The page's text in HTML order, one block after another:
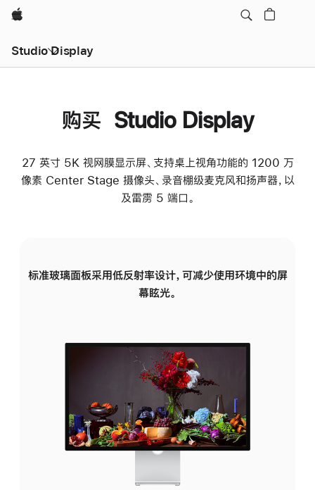
Apple
Studio Display
购买 Studio Display
27 英寸 5K 视网膜显示屏、支持桌上视角功能的 1200 万
像素 Center Stage 摄像头、录音棚级麦克风和扬声器，以
及雷雳 5 端口。
标准玻璃面板采用低反射率设计，可减少使用环境中的屏
幕眩光。